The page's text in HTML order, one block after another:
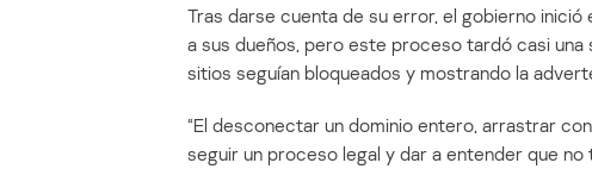
Tras darse cuenta de su error, el gobierno
a sus dueños, pero este proceso tardó casi
sitios seguían bloqueados y mostrando la
“El desconectar un dominio entero, arrastrar
seguir un proceso legal y dar a entender que